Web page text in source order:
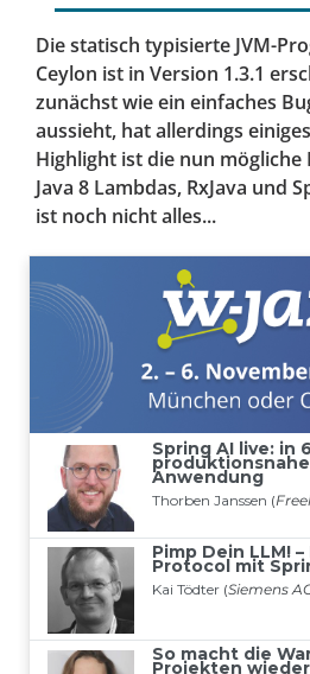
Die statisch typisierte JVM-
Ceylon ist in Version 1.3.1
zunächst wie ein einfaches
aussieht, hat allerdings
Highlight ist die nun
Java 8 Lambdas, RxJava und
ist noch nicht alles...